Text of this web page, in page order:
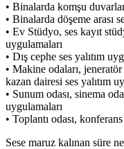
• Binalarda komşu duvarlar
• Binalarda döşeme arası
• Ev Stüdyo, ses kayıt
uygulamaları
• Dış cephe ses yalıtım
• Makine odaları,
kazan dairesi ses yalıtım
• Sunum odası, sinema
uygulamaları
• Toplantı odası,
Sese maruz kalınan süre